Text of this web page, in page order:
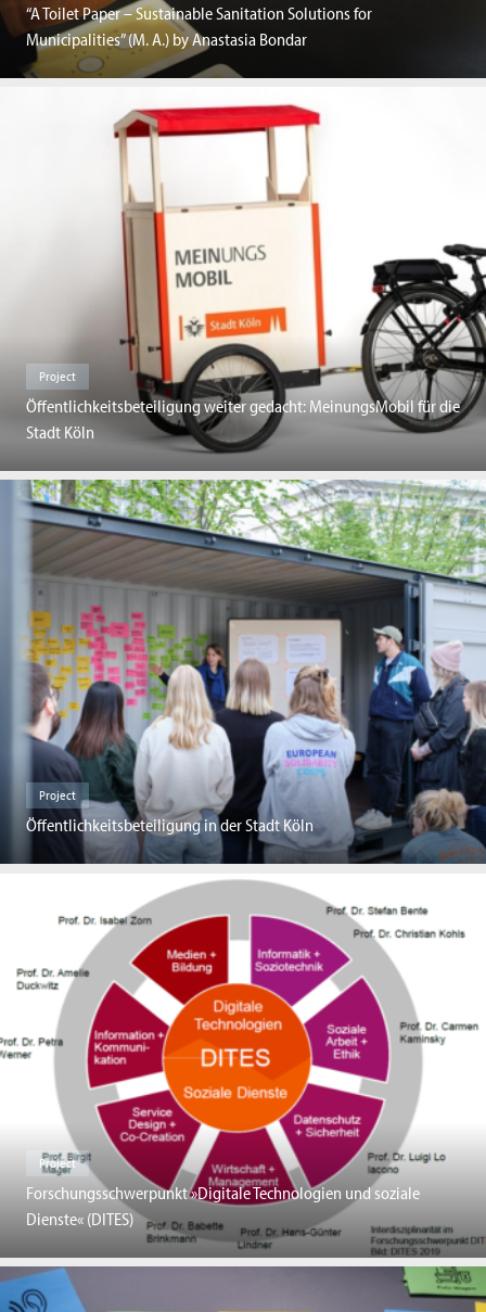
“A Toilet Paper – Sustainable Sanitation Solutions for
Municipalities” (M. A.) by Anastasia Bondar
Project
Öffentlichkeitsbeteiligung weiter gedacht: MeinungsMobil für die
Stadt Köln
Project
Öffentlichkeitsbeteiligung in der Stadt Köln
Project
Forschungsschwerpunkt »Digitale Technologien und soziale
Dienste« (DITES)